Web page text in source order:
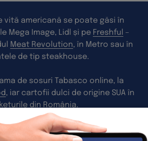
vită americană se poate găsi în
Mega Image, Lidl și pe Freshful –
Meat Revolution, în Metro sau în
de tip steakhouse.
de sosuri Tabasco online, la
, iar cartofii dulci de origine SUA în
din România.